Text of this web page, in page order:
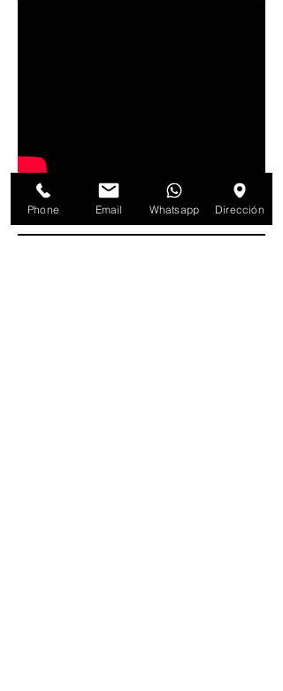
SALVANDO AL SOLDADO PEREZ
Largometraje - Desarrollo creativo.
Phone Email Whatsapp Dirección